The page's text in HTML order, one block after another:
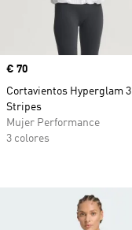
Precio
€ 70
Cortavientos Hyperglam 3
Stripes
Mujer Performance
3 colores